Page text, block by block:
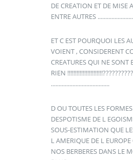
DE CREATION ET DE MISE
ENTRE AUTRES
ET C EST POURQUOI LES
VOIENT , CONSIDERENT
CREATURES QUI NE SONT
RIEN !!!!!!!!!!!!!!!!!!!!!!!??????????
......................................
D OU TOUTES LES
DESPOTISME DE L
SOUS-ESTIMATION QUE
L AMERIQUE DE L
NOS BERBERES DANS LE